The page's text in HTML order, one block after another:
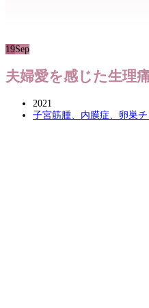
19Sep
夫婦愛を感じた生理
2021
子宮筋腫、内膜症、卵巣